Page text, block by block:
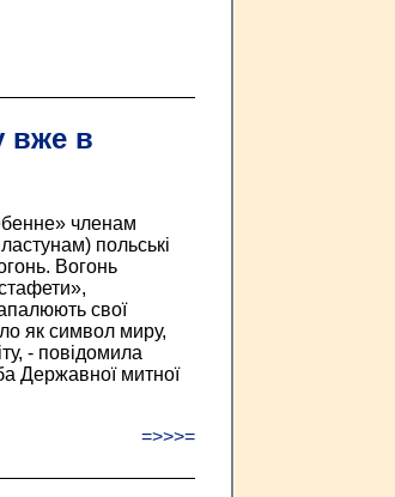
вже в
членам
польські
Вогонь
свої
як символ миру,
- повідомила
Державної митної
=>>>=